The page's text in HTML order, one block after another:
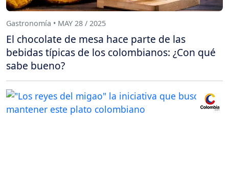
Gastronomía • MAY 28 / 2025
El chocolate de mesa hace parte de las
bebidas típicas de los colombianos: ¿Con qué
sabe bueno?